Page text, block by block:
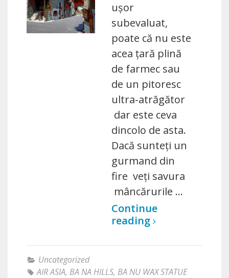
ușor
subevaluat,
poate că nu este
acea țară plină
de farmec sau
de un pitoresc
ultra-atrăgător
dar este ceva
dincolo de asta.
Dacă sunteți un
gurmand din
fire veți savura
mâncărurile …
Continue
reading
Uncategorized
AIR ASIA, BA NA HILLS, BA NU WAX STATUE